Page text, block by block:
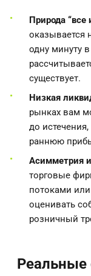
Природа “все
оказывается
одну минуту
существует.
Низкая
рынках вам
до
раннюю
Асимметрия
торговые
потоками
оценивать
розничный
Реальные